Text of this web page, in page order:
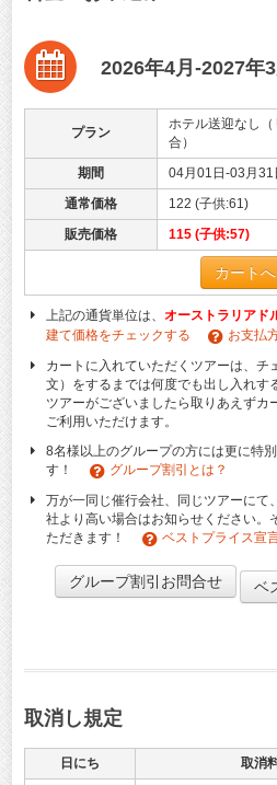
2026年4月-2027年3
プラン
ホテル送迎なし
合）
期間
04月01日-03月31
通常価格
122 (子供:61)
販売価格
115 (子供:57)
カートへ
上記の通貨単位は、 オーストラリアド
建て価格をチェックする
お支払
カートに入れていただくツアーは、チ
文）をするまでは何度でも出し入れす
ツアーがございましたら取りあえずカ
ご利用いただけます。
8名様以上のグループの方には更に特
す！
グループ割引とは？
万が一同じ催行会社、同じツアーにて
社より高い場合はお知らせください。
ただきます！
ベストプライス宣
グループ割引お問合せ ベ
取消し規定
日にち
取消